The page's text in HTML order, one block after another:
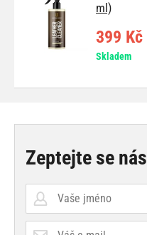
ml)
399 Kč
Skladem
Zeptejte se nás